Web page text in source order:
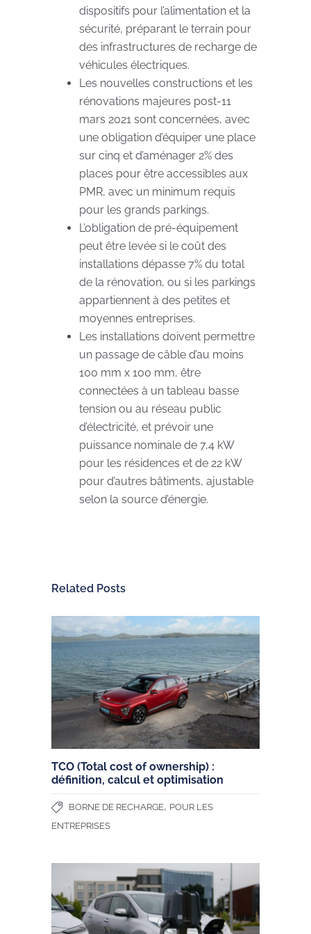
dispositifs pour l’alimentation et la
sécurité, préparant le terrain pour
des infrastructures de recharge de
véhicules électriques.
Les nouvelles constructions et les
rénovations majeures post-11
mars 2021 sont concernées, avec
une obligation d’équiper une place
sur cinq et d’aménager 2% des
places pour être accessibles aux
PMR, avec un minimum requis
pour les grands parkings.
L’obligation de pré-équipement
peut être levée si le coût des
installations dépasse 7% du total
de la rénovation, ou si les parkings
appartiennent à des petites et
moyennes entreprises.
Les installations doivent permettre
un passage de câble d’au moins
100 mm x 100 mm, être
connectées à un tableau basse
tension ou au réseau public
d’électricité, et prévoir une
puissance nominale de 7,4 kW
pour les résidences et de 22 kW
pour d’autres bâtiments, ajustable
selon la source d’énergie.
Related Posts
TCO (Total cost of ownership) :
définition, calcul et optimisation
BORNE DE RECHARGE, POUR LES
ENTREPRISES